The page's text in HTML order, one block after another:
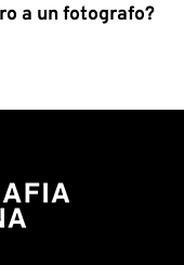
a un fotografo?